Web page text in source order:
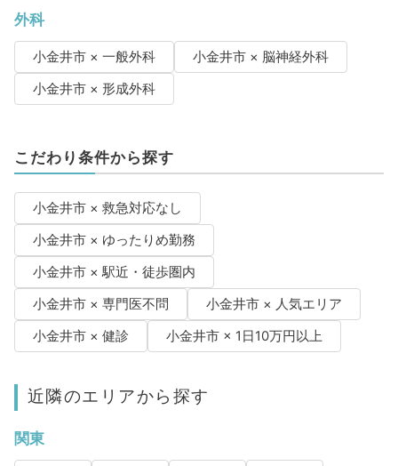
外科
小金井市 × 一般外科
小金井市 × 脳神経外科
小金井市 × 形成外科
こだわり条件から探す
小金井市 × 救急対応なし
小金井市 × ゆったりめ勤務
小金井市 × 駅近・徒歩圏内
小金井市 × 専門医不問
小金井市 × 人気エリア
小金井市 × 健診
小金井市 × 1日10万円以上
近隣のエリアから探す
関東